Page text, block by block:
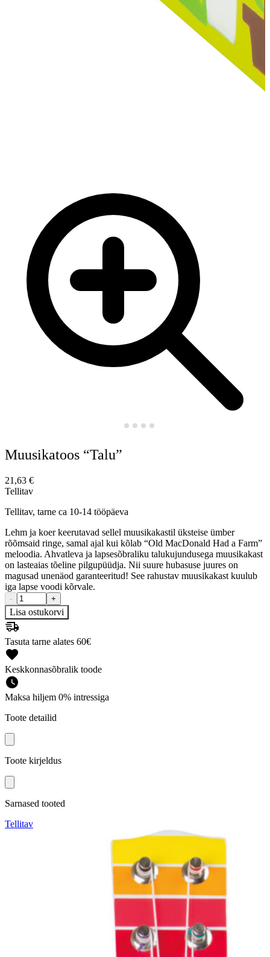
Muusikatoos “Talu”
21,63 €
Tellitav
Tellitav, tarne ca 10-14 tööpäeva
Lehm ja koer keerutavad sellel muusikakastil üksteise ümber
rõõmsaid ringe, samal ajal kui kõlab “Old MacDonald Had a Farm”
meloodia. Ahvatleva ja lapsesõbraliku talukujundusega muusikakast
on lasteaias tõeline pilgupüüdja. Nii suure hubasuse juures on
magusad unenäod garanteeritud! See rahustav muusikakast kuulub
iga lapse voodi kõrvale.
- +
Lisa ostukorvi
Tasuta tarne alates 60€
Keskkonnasõbralik toode
Maksa hiljem 0% intressiga
Toote detailid
Toote kirjeldus
Sarnased tooted
Tellitav